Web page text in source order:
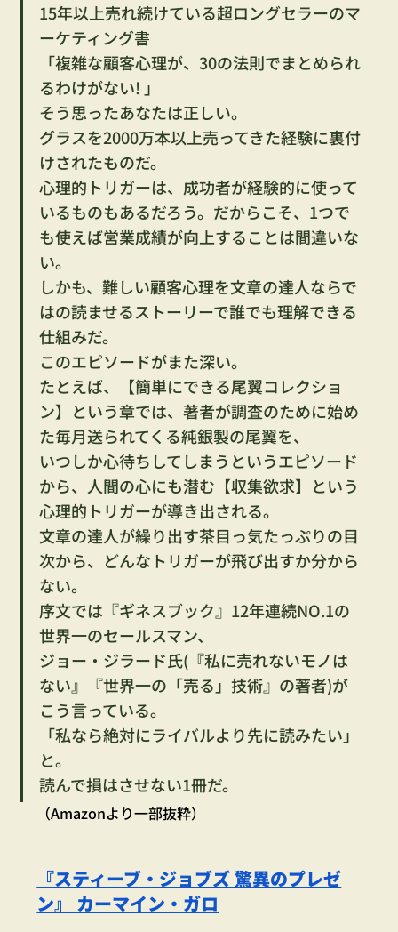
15年以上売れ続けている超ロングセラーのマ
ーケティング書
「複雑な顧客心理が、30の法則でまとめられ
るわけがない! 」
そう思ったあなたは正しい。
グラスを2000万本以上売ってきた経験に裏付
けされたものだ。
心理的トリガーは、成功者が経験的に使って
いるものもあるだろう。だからこそ、1つで
も使えば営業成績が向上することは間違いな
い。
しかも、難しい顧客心理を文章の達人ならで
はの読ませるストーリーで誰でも理解できる
仕組みだ。
このエピソードがまた深い。
たとえば、【簡単にできる尾翼コレクショ
ン】という章では、著者が調査のために始め
た毎月送られてくる純銀製の尾翼を、
いつしか心待ちしてしまうというエピソード
から、人間の心にも潜む【収集欲求】という
心理的トリガーが導き出される。
文章の達人が繰り出す茶目っ気たっぷりの目
次から、どんなトリガーが飛び出すか分から
ない。
序文では『ギネスブック』12年連続NO.1の
世界一のセールスマン、
ジョー・ジラード氏(『私に売れないモノは
ない』『世界一の「売る」技術』の著者)が
こう言っている。
「私なら絶対にライバルより先に読みたい」
と。
読んで損はさせない1冊だ。
（Amazonより一部抜粋）
『スティーブ・ジョブズ 驚異のプレゼ
ン』 カーマイン・ガロ